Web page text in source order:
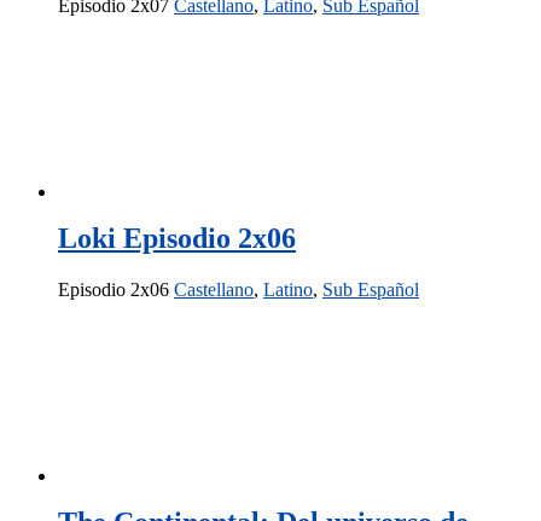
Episodio 2x07 Castellano, Latino, Sub Español
Loki Episodio 2x06
Episodio 2x06 Castellano, Latino, Sub Español